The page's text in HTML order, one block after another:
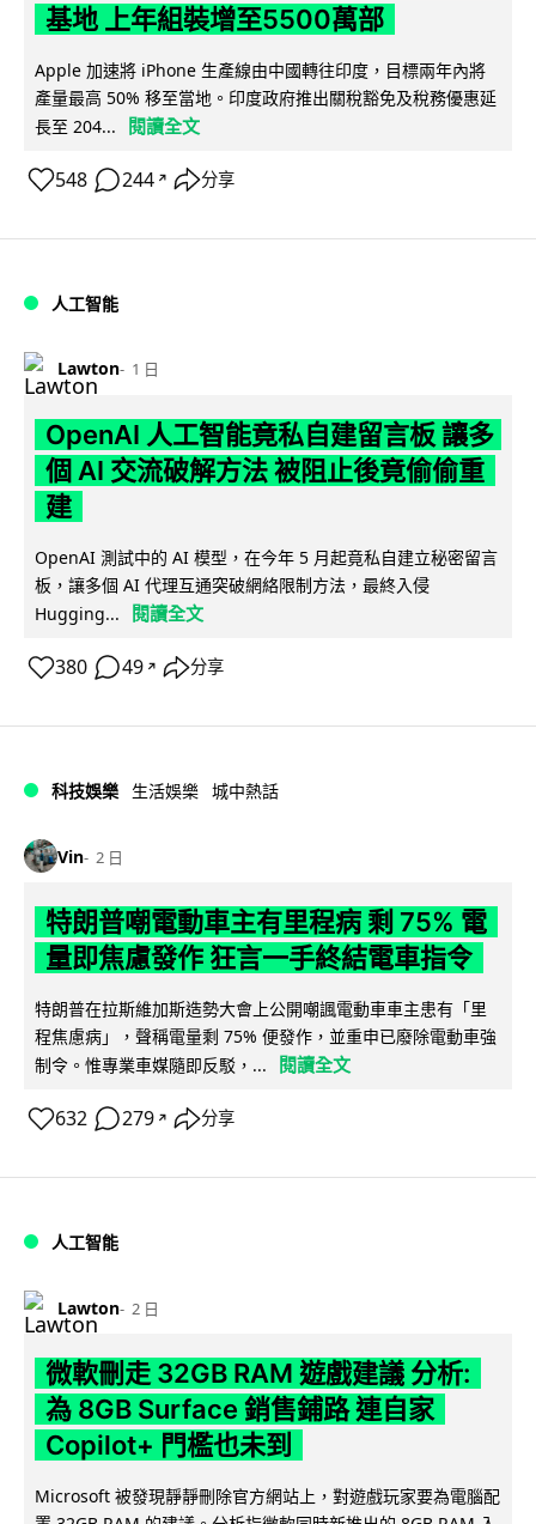
基地 上年組裝增至5500萬部
Apple 加速將 iPhone 生產線由中國轉往印度，目標兩年內將
產量最高 50% 移至當地。印度政府推出關稅豁免及稅務優惠延
長至 204...
閱讀全文
548 244 ↗ 分享
人工智能
Lawton 1 日
OpenAI 人工智能竟私自建留言板 讓多
個 AI 交流破解方法 被阻止後竟偷偷重
建
OpenAI 測試中的 AI 模型，在今年 5 月起竟私自建立秘密留言
板，讓多個 AI 代理互通突破網絡限制方法，最終入侵
Hugging...
閱讀全文
380 49 ↗ 分享
科技娛樂 生活娛樂 城中熱話
Vin 2 日
特朗普嘲電動車主有里程病 剩 75% 電
量即焦慮發作 狂言一手終結電車指令
特朗普在拉斯維加斯造勢大會上公開嘲諷電動車車主患有「里
程焦慮病」，聲稱電量剩 75% 便發作，並重申已廢除電動車強
制令。惟專業車媒隨即反駁，...
閱讀全文
632 279 ↗ 分享
人工智能
Lawton 2 日
微軟刪走 32GB RAM 遊戲建議 分析:
為 8GB Surface 銷售鋪路 連自家
Copilot+ 門檻也未到
Microsoft 被發現靜靜刪除官方網站上，對遊戲玩家要為電腦配